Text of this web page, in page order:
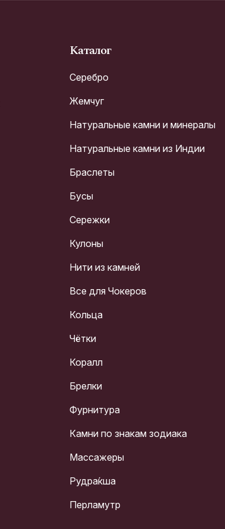
Каталог
Серебро
Жемчуг
Натуральные камни и минералы
Натуральные камни из Индии
Браслеты
Бусы
Сережки
Кулоны
Нити из камней
Все для Чокеров
Кольца
Чётки
Коралл
Брелки
Фурнитура
Камни по знакам зодиака
Массажеры
Рудра́кша
Перламутр